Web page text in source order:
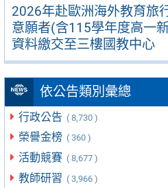
2026年赴歐洲海外教育旅
意願者(含115學年度高一
資料繳交至三樓國教中心
依公告類別彙總
行政公告 ( 8,730 )
榮譽金榜 ( 360 )
活動競賽 ( 8,677 )
教師研習 ( 3,966 )